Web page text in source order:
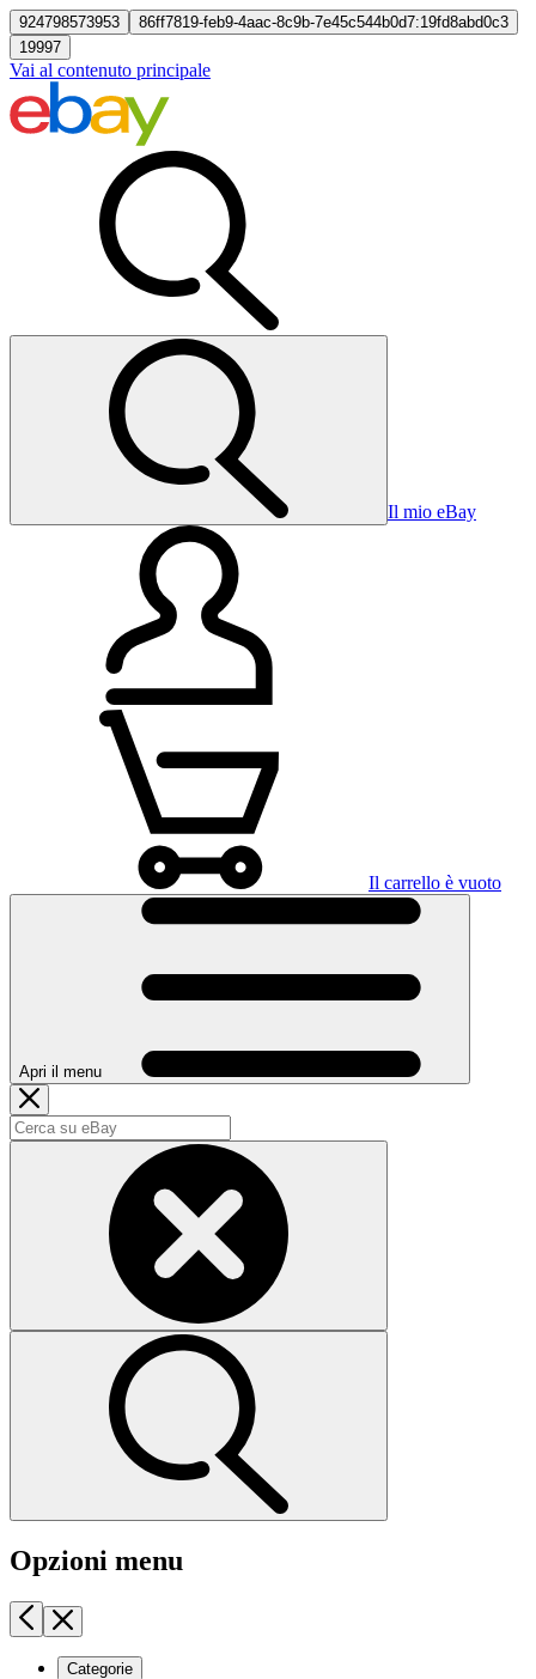
924798573953
86ff7819-feb9-4aac-8c9b-7e45c544b0d7:19fd8abd0c3
19997
Vai al contenuto principale
Il mio eBay
Il carrello è vuoto
Apri il menu
Opzioni menu
Categorie